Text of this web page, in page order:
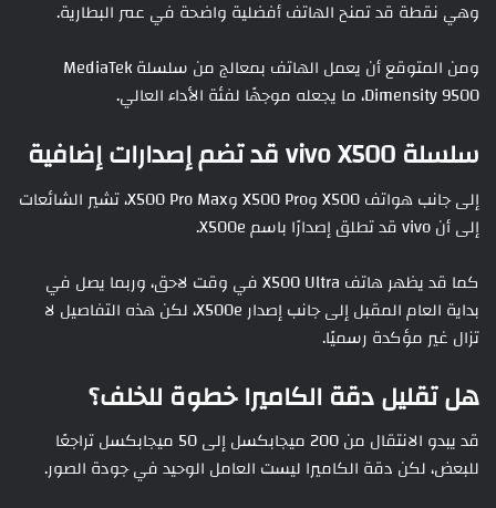
وهي نقطة قد تمنح الهاتف أفضلية واضحة في عمر البطارية.
ومن المتوقع أن يعمل الهاتف بمعالج من سلسلة MediaTek
Dimensity 9500، ما يجعله موجهًا لفئة الأداء العالي.
سلسلة vivo X500 قد تضم إصدارات إضافية
إلى جانب هواتف X500 وX500 Pro وX500 Pro Max، تشير الشائعات
إلى أن vivo قد تطلق إصدارًا باسم X500e.
كما قد يظهر هاتف X500 Ultra في وقت لاحق، وربما يصل في
بداية العام المقبل إلى جانب إصدار X500e، لكن هذه التفاصيل لا
تزال غير مؤكدة رسميًا.
هل تقليل دقة الكاميرا خطوة للخلف؟
قد يبدو الانتقال من 200 ميجابكسل إلى 50 ميجابكسل تراجعًا
للبعض، لكن دقة الكاميرا ليست العامل الوحيد في جودة الصور.